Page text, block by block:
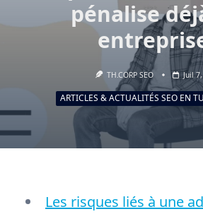
pénalise
TH.CORP SEO Juil
ARTICLES & ACTUALITÉS SEO EN
Les risques liés à une